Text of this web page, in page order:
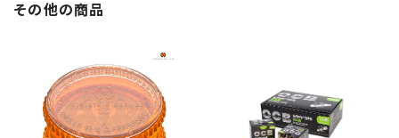
その他の商品